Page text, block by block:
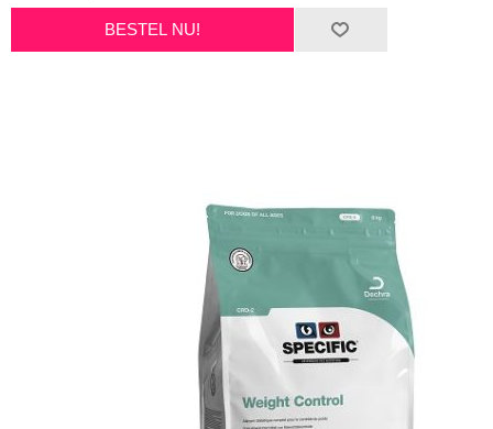
BESTEL NU!